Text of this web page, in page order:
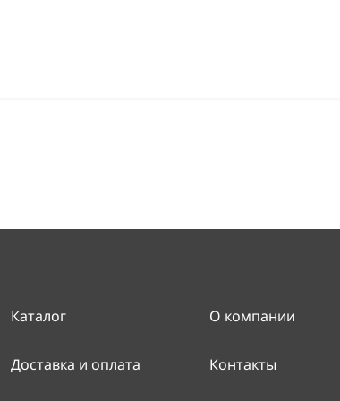
Каталог О компании
Доставка и оплата Контакты